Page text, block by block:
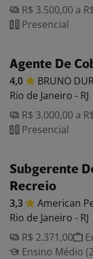
R$ 3.500,00 a
Presencial
Agente De
4,0 BRUNO
Rio de Janeiro - RJ
R$ 3.000,00 a
Presencial
Subgerente
Recreio
3,3 American
Rio de Janeiro - RJ
R$ 2.371,00
Ensino Médio